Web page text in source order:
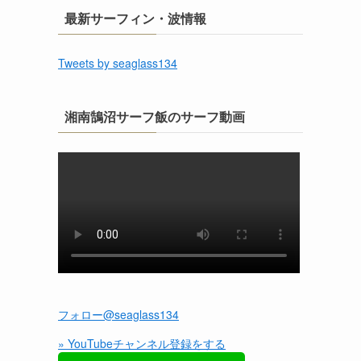
最新サーフィン・波情報
Tweets by seaglass134
湘南鵠沼サーフ飯のサーフ動画
フォロー@seaglass134
» YouTubeチャンネル登録をする